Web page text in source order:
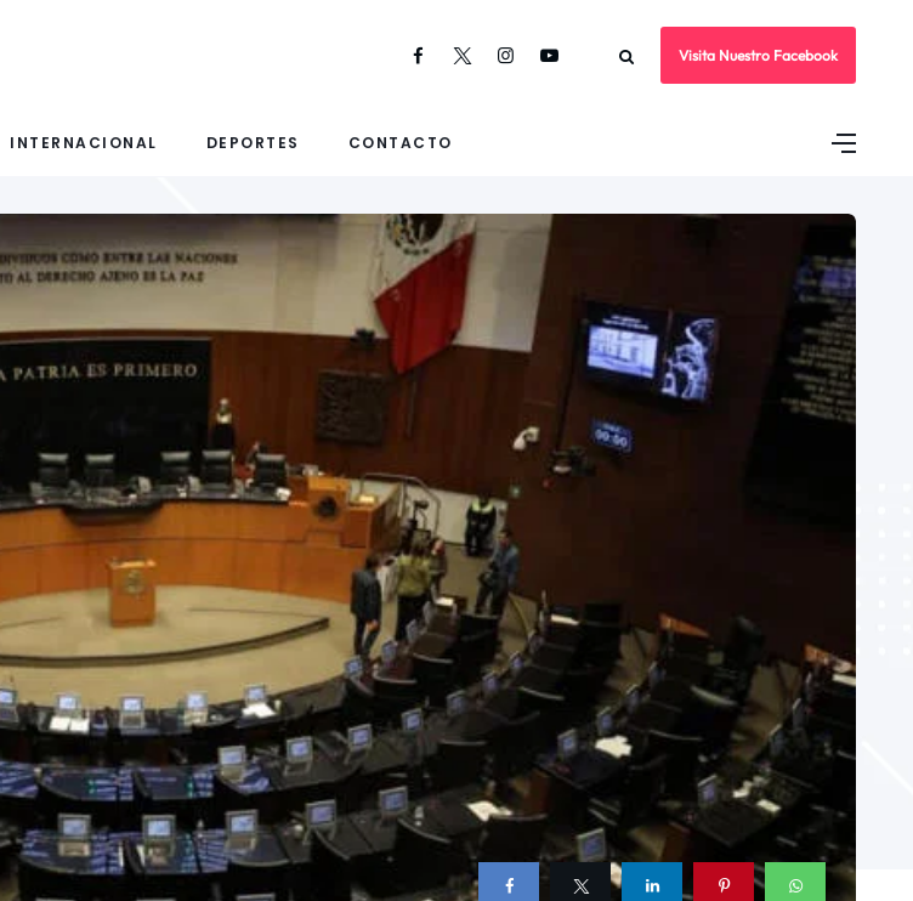
Visita Nuestro Facebook
INTERNACIONAL DEPORTES CONTACTO